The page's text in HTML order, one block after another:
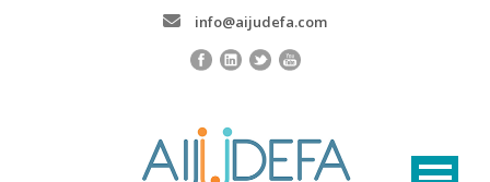
info@aijudefa.com